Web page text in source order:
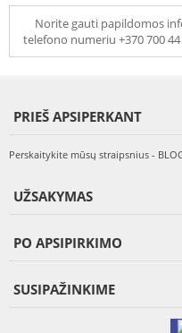
Norite gauti papildomos
telefono numeriu +370 700
PRIEŠ APSIPERKANT
Perskaitykite mūsų straipsnius -
UŽSAKYMAS
PO APSIPIRKIMO
SUSIPAŽINKIME